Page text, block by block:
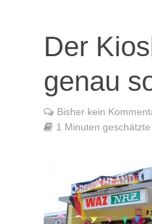
Der
genau
Bisher kein
1 Minuten